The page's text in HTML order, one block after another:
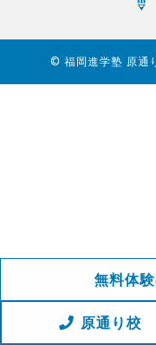
© 福岡進学塾 原
無料体
原通り校